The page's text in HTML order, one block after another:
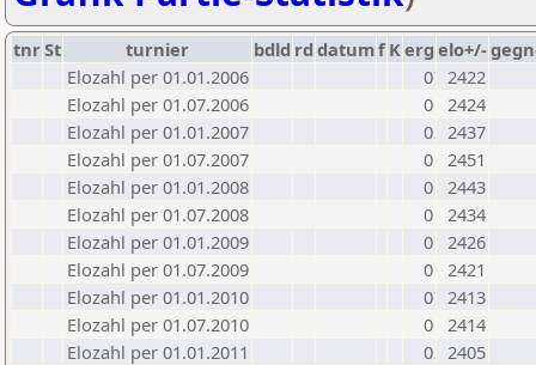
tnrSt turnier bdld rd datumf Kerg elo+/-
Elozahl per 01.01.2006
0 2422
Elozahl per 01.07.2006
0 2424
Elozahl per 01.01.2007
0 2437
Elozahl per 01.07.2007
0 2451
Elozahl per 01.01.2008
0 2443
Elozahl per 01.07.2008
0 2434
Elozahl per 01.01.2009
0 2426
Elozahl per 01.07.2009
0 2421
Elozahl per 01.01.2010
0 2413
Elozahl per 01.07.2010
0 2414
Elozahl per 01.01.2011
0 2405